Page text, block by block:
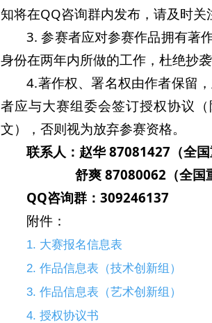
知将在QQ咨询群内发布，请及时关
3. 参赛者应对参赛作品拥有著
身份在两年内所做的工作，杜绝抄
4.著作权、署名权由作者保留
者应与大赛组委会签订授权协议
文），否则视为放弃参赛资格。
联系人：赵华 87081427（全国
舒爽 87080062（全国重
QQ咨询群：309246137
附件：
1. 大赛报名信息表
2. 作品信息表（技术创新组）
3. 作品信息表（艺术创新组）
4. 授权协议书